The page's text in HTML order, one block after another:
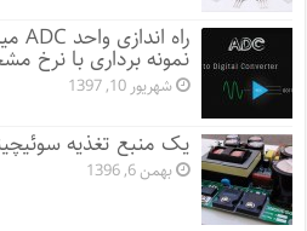
نمونه برداری با نرخ
شهریور 10, 1397
یک منبع تغذیه
بهمن 6, 1396